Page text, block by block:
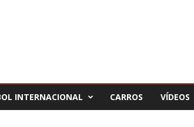
INTERNACIONAL CARROS VÍDEOS